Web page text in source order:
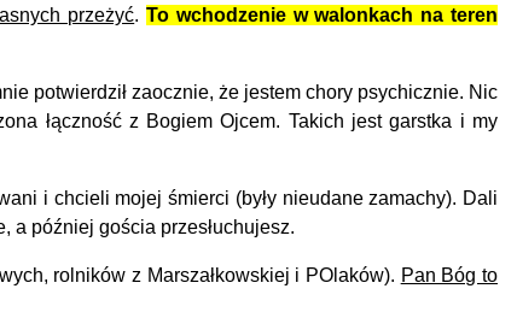
przeżyć.To wchodzenie w walonkach na teren
potwierdził zaocznie, że jestem chory psychicznie. Nic
łączność z Bogiem Ojcem. Takich jest garstka i my
i chcieli mojej śmierci (były nieudane zamachy). Dali
a później gościa przesłuchujesz.
rolników z Marszałkowskiej i POlaków). Pan Bóg to